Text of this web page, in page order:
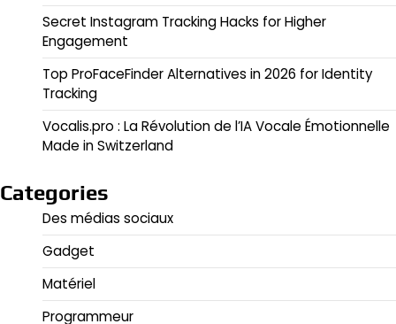
Secret Instagram Tracking Hacks for Higher
Engagement
Top ProFaceFinder Alternatives in 2026 for Identity
Tracking
Vocalis.pro : La Révolution de l’IA Vocale Émotionnelle
Made in Switzerland
Categories
Des médias sociaux
Gadget
Matériel
Programmeur